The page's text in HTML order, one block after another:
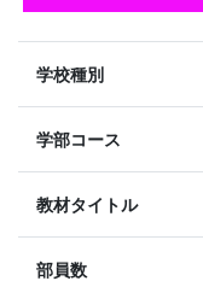
学校種別
学部コース
教材タイトル
部員数